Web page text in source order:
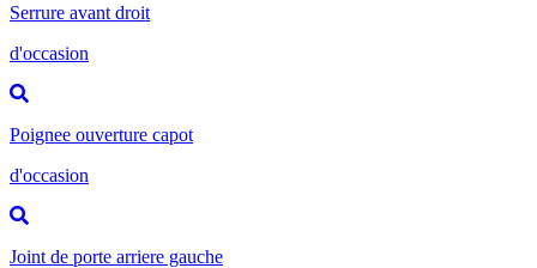
Serrure avant droit
d'occasion
Poignee ouverture capot
d'occasion
Joint de porte arriere gauche